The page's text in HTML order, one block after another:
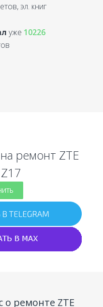
эл. книг
уже 10226
ремонт ZTE
о ремонте ZTE